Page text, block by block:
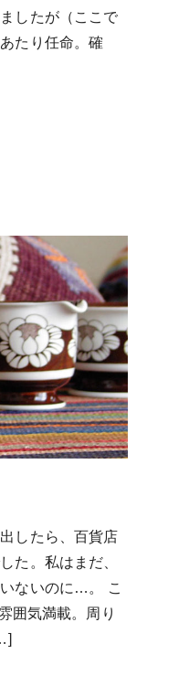
したが（ここで
たり任命。確
したら、百貨店
た。私はまだ、
ないのに…。 こ
囲気満載。周り